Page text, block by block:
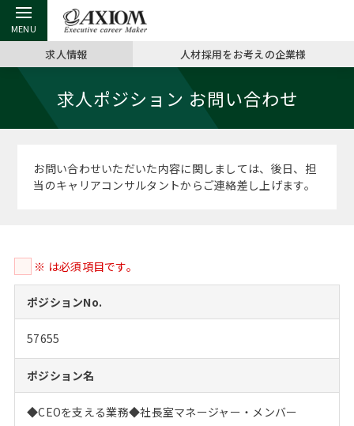
戻る
アクシアムの特長 ミッシ
コンサ
サービス案内
お申し
キャリ
戻る
キャリア支援 TOP
キャリアデザイン講座
（最新求人市場動向）
キャリ
MBAの
おわり
MBAの転職事例
MBAからのFAQ
MBA留学生数の推移
MBA留
日本か
インターン受入企業一覧
MBAを生かす求人特集
戻る
転職ツール TOP
英文レジュメの書き方
英文レ
パワー
よくある面接Q&A集
外資系／面接攻略のコツ
戻る
転職コラム TOP
“展”職相談室
転職成功への4つの鍵
キャリアに効く一冊
注目企業インタビュー
戻る
イベント・セミナー TOP
ジョブフェア
キャリアフォーラム
プロ経営者の特別セミナー
Career Talk Live
MBA NETWORKING
戻る
会社概要 TOP
沿革
採用情報
パブリシティ
ニュースリリース
求人情報 人材採用をお考えの企業様
求人ポジション お問い合わせ
お問い合わせいただいた内容に関しましては、後日、担
当のキャリアコンサルタントからご連絡差し上げます。
※ は必須項目です。
ポジションNo.
57655
ポジション名
◆CEOを支える業務◆社長室マネージャー・メンバー